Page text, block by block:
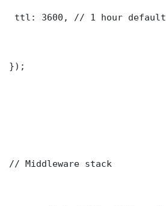
ttl: 3600, // 1 hour default
});
// Middleware stack